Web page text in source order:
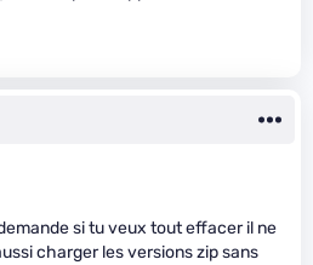
si tu veux tout effacer il ne
charger les versions zip sans